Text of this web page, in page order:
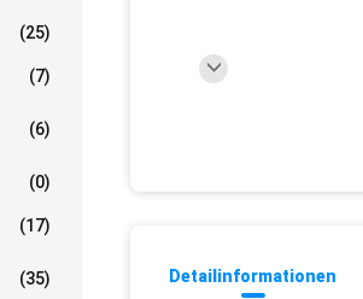
(25)
(7)
(6)
(0)
(17)
(35) Detailinformationen